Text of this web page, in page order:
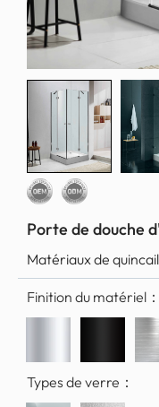
Porte de douche
Matériaux de
Finition du matériel：
Types de verre：